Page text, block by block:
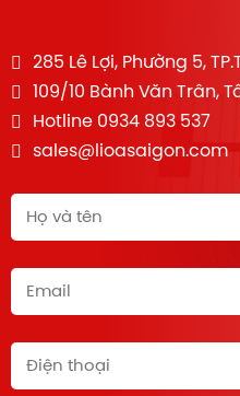
285 Lê Lợi, Phường 5,
109/10 Bành Văn Trân,
Hotline 0934 893 537
sales@lioasaigon.com